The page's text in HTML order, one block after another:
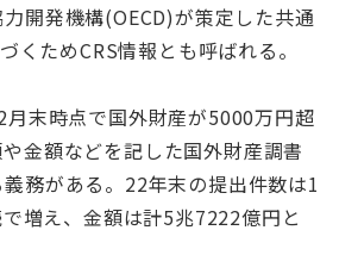
開発機構(OECD)が策定した共通
くためCRS情報とも呼ばれる。
末時点で国外財産が5000万円超
金額などを記した国外財産調書
務がある。22年末の提出件数は1
増え、金額は計5兆7222億円と